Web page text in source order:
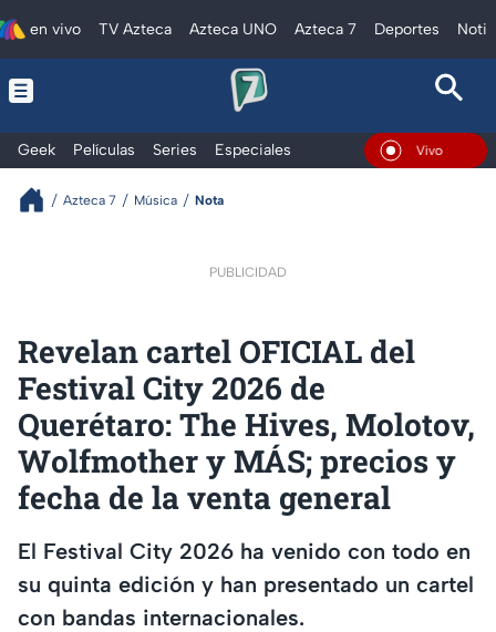
en vivo TV Azteca Azteca UNO Azteca 7 Deportes
Geek Películas Series Especiales En Vivo
Azteca 7 Música Nota
PUBLICIDAD
Revelan cartel OFICIAL del
Festival City 2026 de
Querétaro: The Hives, Molotov,
Wolfmother y MÁS; precios y
fecha de la venta general
El Festival City 2026 ha venido con todo en
su quinta edición y han presentado un cartel
con bandas internacionales.